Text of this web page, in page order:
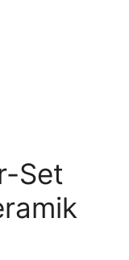
Set